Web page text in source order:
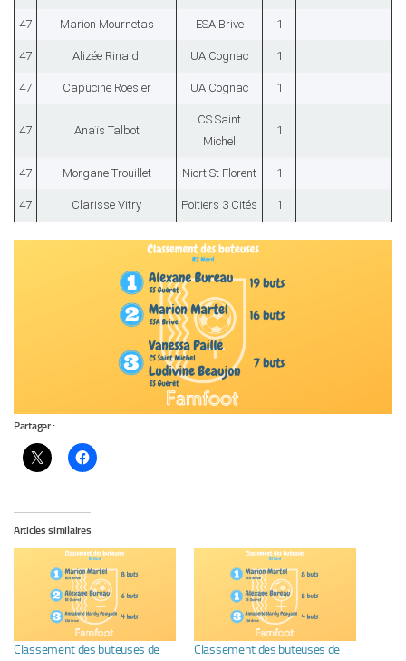
47 Marion Mournetas ESA Brive 1
47 Alizée Rinaldi UA Cognac 1
47 Capucine Roesler UA Cognac 1
47 Anaïs Talbot
CS Saint
Michel
1
47 Morgane Trouillet Niort St Florent 1
47 Clarisse Vitry Poitiers 3 Cités 1
Partager :
Articles similaires
Classement des buteuses de
Classement des buteuses de